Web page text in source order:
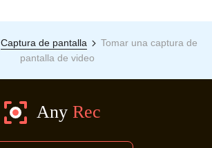
Captura de pantalla
Tomar una captura de
pantalla de video